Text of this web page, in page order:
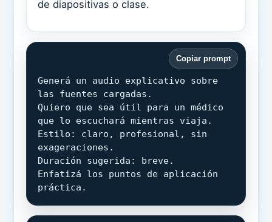
de diapositivas o clase.
Copiar prompt
Generá un audio explicativo sobre
las fuentes cargadas.
Quiero que sea útil para un médico
que lo escuchará mientras viaja.
Estilo: claro, profesional, sin
exageraciones.
Duración sugerida: breve.
Enfatizá los puntos de aplicación
práctica.